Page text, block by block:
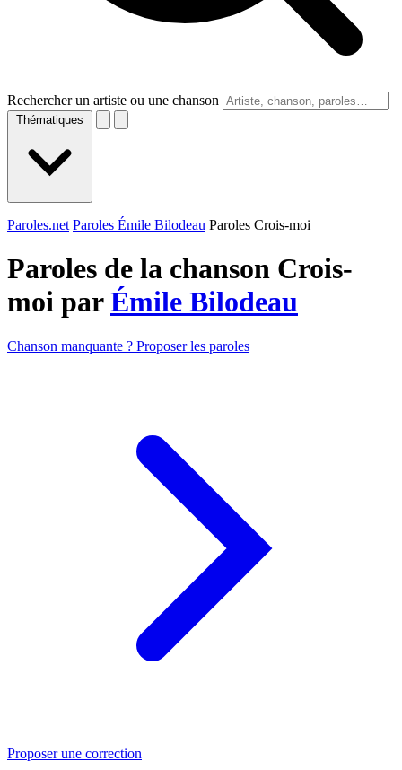
Rechercher un artiste ou une chanson
Thématiques
Paroles.net Paroles Émile Bilodeau Paroles Crois-moi
Paroles de la chanson Crois-
moi parÉmile Bilodeau
Chanson manquante ? Proposer les paroles
Proposer une correction